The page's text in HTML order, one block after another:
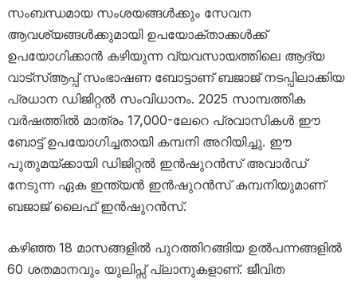
സംബന്ധമായ സംശയങ്ങൾക്കും സേവന
ആവശ്യങ്ങൾക്കുമായി ഉപയോക്താക്കൾക്ക്
ഉപയോഗിക്കാൻ കഴിയുന്ന വ്യവസായത്തിലെ ആദ്യ
വാട്‌സ്ആപ്പ് സംഭാഷണ ബോട്ടാണ് ബജാജ് നടപ്പിലാക്കിയ
പ്രധാന ഡിജിറ്റൽ സംവിധാനം. 2025 സാമ്പത്തിക
വർഷത്തിൽ മാത്രം 17,000-ലേറെ പ്രവാസികൾ ഈ
ബോട്ട് ഉപയോഗിച്ചതായി കമ്പനി അറിയിച്ചു. ഈ
പുതുമയ്ക്കായി ഡിജിറ്റൽ ഇൻഷുറൻസ് അവാർഡ്
നേടുന്ന ഏക ഇന്ത്യൻ ഇൻഷുറൻസ് കമ്പനിയുമാണ്
ബജാജ് ലൈഫ് ഇൻഷുറൻസ്.
കഴിഞ്ഞ 18 മാസങ്ങളിൽ പുറത്തിറങ്ങിയ ഉൽപന്നങ്ങളിൽ
60 ശതമാനവും യുലിപ്സ് പ്ലാനുകളാണ്. ജീവിത